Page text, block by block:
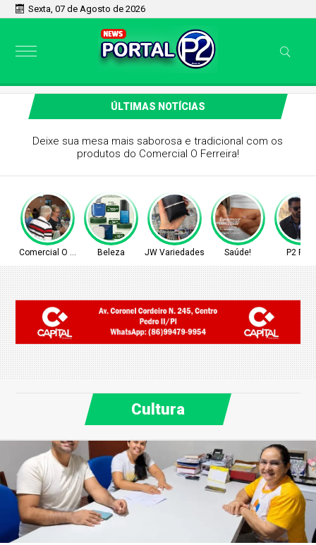
Sexta, 07 de Agosto de 2026
ÚLTIMAS NOTÍCIAS
Deixe sua mesa mais saborosa e tradicional com os
produtos do Comercial O Ferreira!
Comercial O FerreiraBeleza JW Variedades Saúde! P2 Play!
Cultura